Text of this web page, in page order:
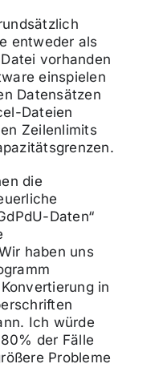
entweder als
vorhanden
einspielen
Datensätzen
Dateien
Zeilenlimits
die
Daten“
haben uns
in
Ich würde
der Fälle
Probleme